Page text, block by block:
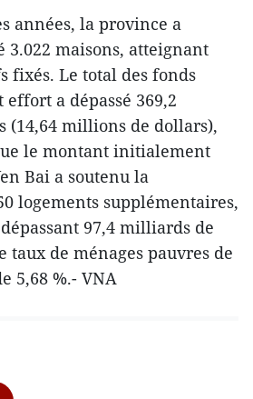
années, la province a
3.022 maisons, atteignant
fixés. Le total des fonds
a dépassé 369,2
(14,64 millions de dollars),
le montant initialement
Bai a soutenu la
logements supplémentaires,
97,4 milliards de
taux de ménages pauvres de
5,68 %.- VNA